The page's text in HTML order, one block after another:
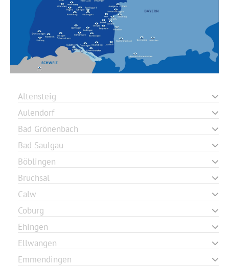
Altensteig
Aulendorf
Bad Grönenbach
Bad Saulgau
Böblingen
Bruchsal
Calw
Coburg
Ehingen
Ellwangen
Emmendingen